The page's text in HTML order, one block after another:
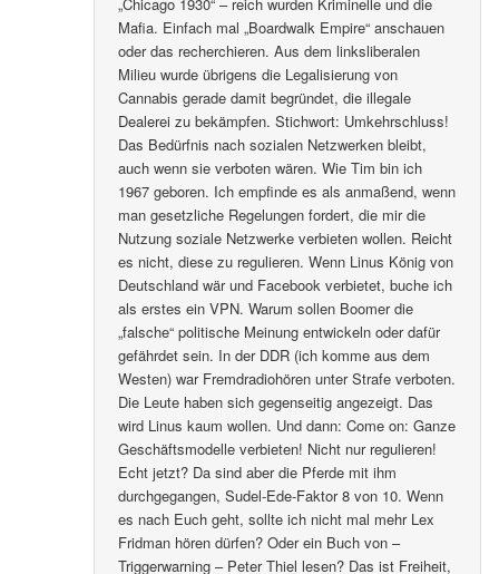
Mafia. Einfach mal „Boardwalk Empire“ anschauen
oder das recherchieren. Aus dem linksliberalen
Milieu wurde übrigens die Legalisierung von
Cannabis gerade damit begründet, die illegale
Dealerei zu bekämpfen. Stichwort: Umkehrschluss!
Das Bedürfnis nach sozialen Netzwerken bleibt,
auch wenn sie verboten wären. Wie Tim bin ich
1967 geboren. Ich empfinde es als anmaßend, wenn
man gesetzliche Regelungen fordert, die mir die
Nutzung soziale Netzwerke verbieten wollen. Reicht
es nicht, diese zu regulieren. Wenn Linus König von
Deutschland wär und Facebook verbietet, buche ich
als erstes ein VPN. Warum sollen Boomer die
„falsche“ politische Meinung entwickeln oder dafür
gefährdet sein. In der DDR (ich komme aus dem
Westen) war Fremdradiohören unter Strafe verboten.
Die Leute haben sich gegenseitig angezeigt. Das
wird Linus kaum wollen. Und dann: Come on: Ganze
Geschäftsmodelle verbieten! Nicht nur regulieren!
Echt jetzt? Da sind aber die Pferde mit ihm
durchgegangen, Sudel-Ede-Faktor 8 von 10. Wenn
es nach Euch geht, sollte ich nicht mal mehr Lex
Fridman hören dürfen? Oder ein Buch von –
Triggerwarning – Peter Thiel lesen? Das ist Freiheit,